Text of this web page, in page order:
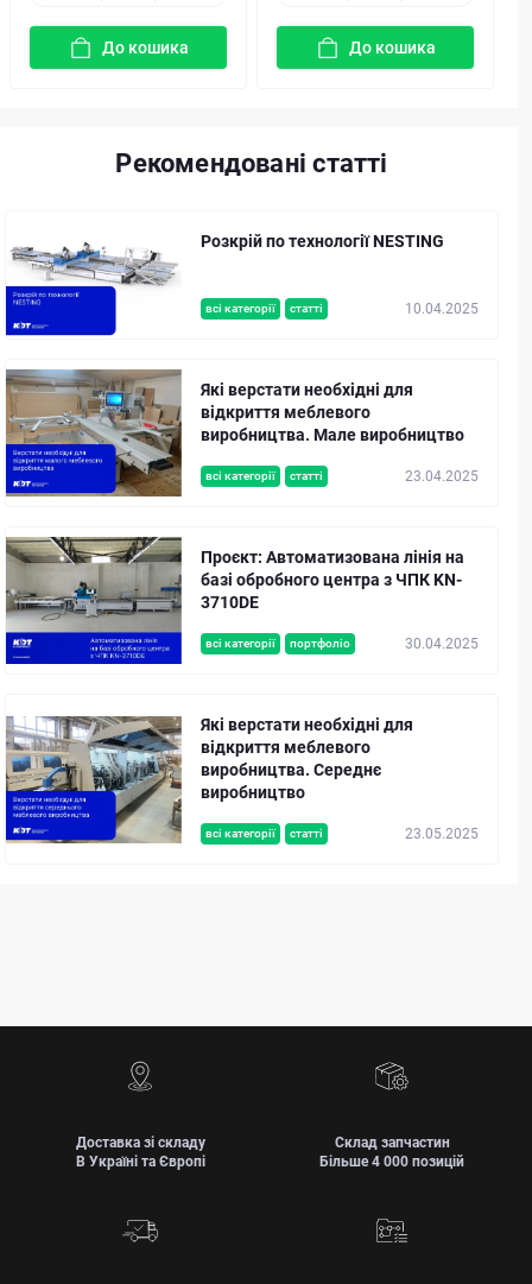
До кошика До кошика
Рекомендовані статті
всі категорії статті 10.04.2025
Розкрій по технології NESTING
всі категорії статті 23.04.2025
Які верстати необхідні для
відкриття меблевого
виробництва. Мале виробництво
всі категорії портфоліо 30.04.2025
Проєкт: Автоматизована лінія на
базі обробного центра з ЧПК KN-
3710DE
всі категорії статті 23.05.2025
Які верстати необхідні для
відкриття меблевого
виробництва. Середнє
виробництво
Доставка зі складу
В Україні та Європі
Склад запчастин
Більше 4 000 позицій